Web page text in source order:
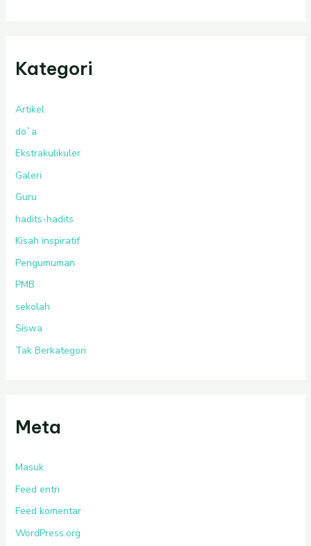
Kategori
Artikel
do`a
Ekstrakulikuler
Galeri
Guru
hadits-hadits
Kisah inspiratif
Pengumuman
PMB
sekolah
Siswa
Tak Berkategori
Meta
Masuk
Feed entri
Feed komentar
WordPress.org